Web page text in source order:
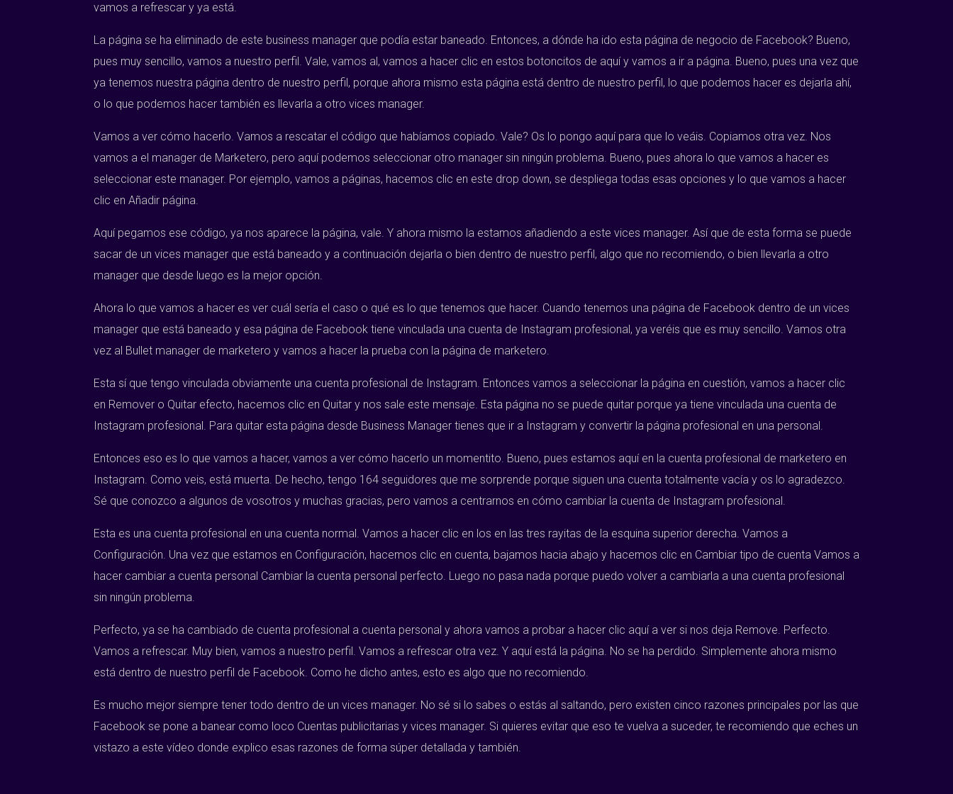
vamos a refrescar y ya está.
La página se ha eliminado de este business manager que podía estar baneado. Entonces, a dónde ha ido esta página de negocio de Facebook? Bueno,
pues muy sencillo, vamos a nuestro perfil. Vale, vamos al, vamos a hacer clic en estos botoncitos de aquí y vamos a ir a página. Bueno, pues una vez que
ya tenemos nuestra página dentro de nuestro perfil, porque ahora mismo esta página está dentro de nuestro perfil, lo que podemos hacer es dejarla ahí,
o lo que podemos hacer también es llevarla a otro vices manager.
Vamos a ver cómo hacerlo. Vamos a rescatar el código que habíamos copiado. Vale? Os lo pongo aquí para que lo veáis. Copiamos otra vez. Nos
vamos a el manager de Marketero, pero aquí podemos seleccionar otro manager sin ningún problema. Bueno, pues ahora lo que vamos a hacer es
seleccionar este manager. Por ejemplo, vamos a páginas, hacemos clic en este drop down, se despliega todas esas opciones y lo que vamos a hacer
clic en Añadir página.
Aquí pegamos ese código, ya nos aparece la página, vale. Y ahora mismo la estamos añadiendo a este vices manager. Así que de esta forma se puede
sacar de un vices manager que está baneado y a continuación dejarla o bien dentro de nuestro perfil, algo que no recomiendo, o bien llevarla a otro
manager que desde luego es la mejor opción.
Ahora lo que vamos a hacer es ver cuál sería el caso o qué es lo que tenemos que hacer. Cuando tenemos una página de Facebook dentro de un vices
manager que está baneado y esa página de Facebook tiene vinculada una cuenta de Instagram profesional, ya veréis que es muy sencillo. Vamos otra
vez al Bullet manager de marketero y vamos a hacer la prueba con la página de marketero.
Esta sí que tengo vinculada obviamente una cuenta profesional de Instagram. Entonces vamos a seleccionar la página en cuestión, vamos a hacer clic
en Remover o Quitar efecto, hacemos clic en Quitar y nos sale este mensaje. Esta página no se puede quitar porque ya tiene vinculada una cuenta de
Instagram profesional. Para quitar esta página desde Business Manager tienes que ir a Instagram y convertir la página profesional en una personal.
Entonces eso es lo que vamos a hacer, vamos a ver cómo hacerlo un momentito. Bueno, pues estamos aquí en la cuenta profesional de marketero en
Instagram. Como veis, está muerta. De hecho, tengo 164 seguidores que me sorprende porque siguen una cuenta totalmente vacía y os lo agradezco.
Sé que conozco a algunos de vosotros y muchas gracias, pero vamos a centrarnos en cómo cambiar la cuenta de Instagram profesional.
Esta es una cuenta profesional en una cuenta normal. Vamos a hacer clic en los en las tres rayitas de la esquina superior derecha. Vamos a
Configuración. Una vez que estamos en Configuración, hacemos clic en cuenta, bajamos hacia abajo y hacemos clic en Cambiar tipo de cuenta Vamos a
hacer cambiar a cuenta personal Cambiar la cuenta personal perfecto. Luego no pasa nada porque puedo volver a cambiarla a una cuenta profesional
sin ningún problema.
Perfecto, ya se ha cambiado de cuenta profesional a cuenta personal y ahora vamos a probar a hacer clic aquí a ver si nos deja Remove. Perfecto.
Vamos a refrescar. Muy bien, vamos a nuestro perfil. Vamos a refrescar otra vez. Y aquí está la página. No se ha perdido. Simplemente ahora mismo
está dentro de nuestro perfil de Facebook. Como he dicho antes, esto es algo que no recomiendo.
Es mucho mejor siempre tener todo dentro de un vices manager. No sé si lo sabes o estás al saltando, pero existen cinco razones principales por las que
Facebook se pone a banear como loco Cuentas publicitarias y vices manager. Si quieres evitar que eso te vuelva a suceder, te recomiendo que eches un
vistazo a este vídeo donde explico esas razones de forma súper detallada y también.